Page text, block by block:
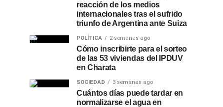
reacción de los medios
internacionales tras el sufrido
triunfo de Argentina ante Suiza
POLÍTICA 2 semanas ago
Cómo inscribirte para el sorteo
de las 53 viviendas del IPDUV
en Charata
SOCIEDAD 3 semanas ago
Cuántos días puede tardar en
normalizarse el agua en